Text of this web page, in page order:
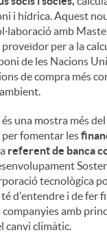
i hídrica. Aquest
amb
per a la
de les Nacions
de compra més
una mostra més
per fomentar les
referent de banca
tecnològica
d'entendre i de fer
amb
canvi climàtic.